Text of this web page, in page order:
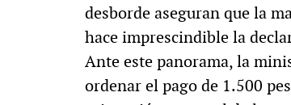
desborde aseguran que la
hace imprescindible la
Ante este panorama, la
ordenar el pago de 1.500